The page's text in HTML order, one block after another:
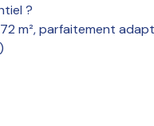
?
m², parfaitement